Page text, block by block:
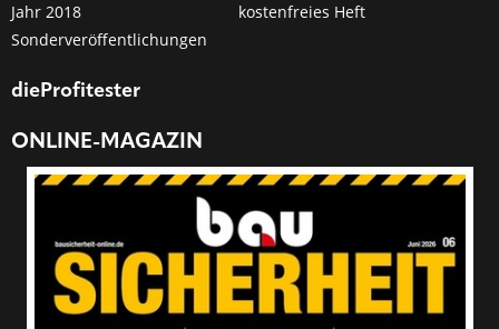
Jahr 2018
kostenfreies Heft
Sonderveröffentlichungen
dieProfitester
ONLINE-MAGAZIN